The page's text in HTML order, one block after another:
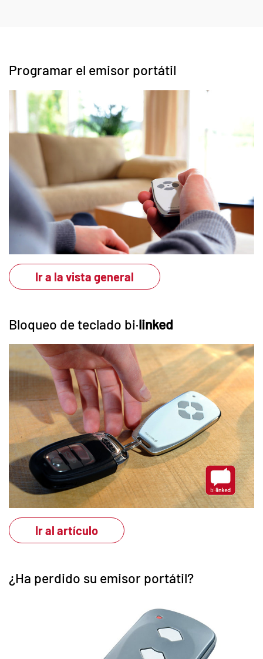
Programar el emisor portátil
Ir a la vista general
Bloqueo de teclado bi·linked
Ir al artículo
¿Ha perdido su emisor portátil?